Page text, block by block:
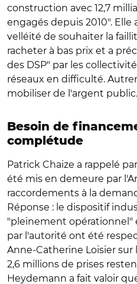
construction avec 12,7
engagés depuis 2010".
velléité de souhaiter la
racheter à bas prix et a
des DSP" par les
réseaux en difficulté.
mobiliser de l'argent public.
Besoin de
complétude
Patrick Chaize a rappelé
été mis en demeure par
raccordements à la
Réponse : le dispositif
"pleinement opérationnel"
par l'autorité ont été
Anne-Catherine Loisier sur
2,6 millions de prises
Heydemann a fait valoir